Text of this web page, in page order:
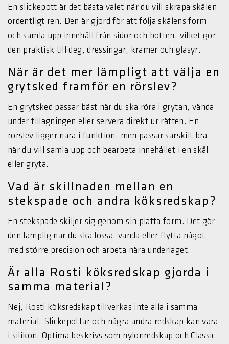
En slickepott är det bästa valet när du vill skrapa skålen
ordentligt ren. Den är gjord för att följa skålens form
och samla upp innehåll från sidor och botten, vilket gör
den praktisk till deg, dressingar, krämer och glasyr.
När är det mer lämpligt att välja en
grytsked framför en rörslev?
En grytsked passar bäst när du ska röra i grytan, vända
under tillagningen eller servera direkt ur rätten. En
rörslev ligger nära i funktion, men passar särskilt bra
när du vill samla upp och bearbeta innehållet i en skål
eller gryta.
Vad är skillnaden mellan en
stekspade och andra köksredskap?
En stekspade skiljer sig genom sin platta form. Det gör
den lämplig när du ska lossa, vända eller flytta något
med större precision och arbeta nära underlaget.
Är alla Rosti köksredskap gjorda i
samma material?
Nej, Rosti köksredskap tillverkas inte alla i samma
material. Slickepottar och några andra redskap kan vara
i silikon, Optima beskrivs som nylonredskap och Classic